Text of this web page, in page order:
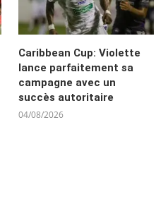
Caribbean Cup: Violette
lance parfaitement sa
campagne avec un
succès autoritaire
04/08/2026